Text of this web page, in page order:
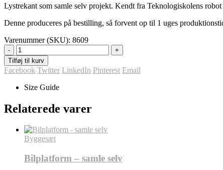
Lystrekant som samle selv projekt. Kendt fra Teknologiskolens robot
Denne produceres på bestilling, så forvent op til 1 uges
Varenummer (SKU): 8609
-
+
Tilføj til kurv
Facebook Twitter LinkedIn Pinterest Email
Size Guide
Relaterede varer
Byggesæt
Bilplatform – samle selv